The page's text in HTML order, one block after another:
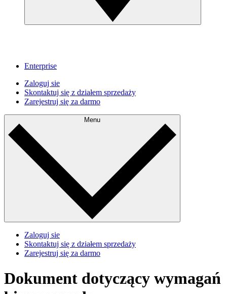
Enterprise
Zaloguj sie
Skontaktuj się z działem sprzedaży
Zarejestruj się za darmo
Menu
Zaloguj sie
Skontaktuj się z działem sprzedaży
Zarejestruj się za darmo
Dokument dotyczący wymagań